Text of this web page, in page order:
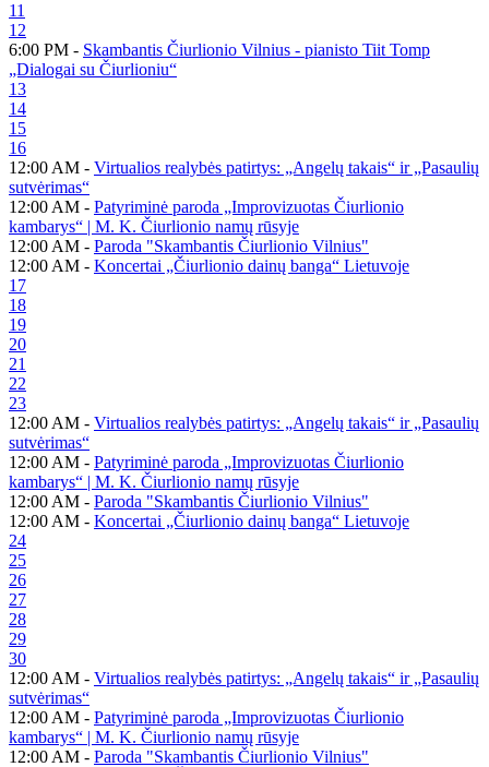
11
12
6:00 PM - Skambantis Čiurlionio Vilnius - pianisto Tiit Tomp
„Dialogai su Čiurlioniu“
13
14
15
16
12:00 AM - Virtualios realybės patirtys: „Angelų takais“ ir „Pasaulių
sutvėrimas“
12:00 AM - Patyriminė paroda „Improvizuotas Čiurlionio
kambarys“ | M. K. Čiurlionio namų rūsyje
12:00 AM - Paroda "Skambantis Čiurlionio Vilnius"
12:00 AM - Koncertai „Čiurlionio dainų banga“ Lietuvoje
17
18
19
20
21
22
23
12:00 AM - Virtualios realybės patirtys: „Angelų takais“ ir „Pasaulių
sutvėrimas“
12:00 AM - Patyriminė paroda „Improvizuotas Čiurlionio
kambarys“ | M. K. Čiurlionio namų rūsyje
12:00 AM - Paroda "Skambantis Čiurlionio Vilnius"
12:00 AM - Koncertai „Čiurlionio dainų banga“ Lietuvoje
24
25
26
27
28
29
30
12:00 AM - Virtualios realybės patirtys: „Angelų takais“ ir „Pasaulių
sutvėrimas“
12:00 AM - Patyriminė paroda „Improvizuotas Čiurlionio
kambarys“ | M. K. Čiurlionio namų rūsyje
12:00 AM - Paroda "Skambantis Čiurlionio Vilnius"